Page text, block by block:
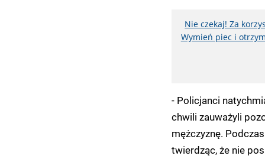
Nie czekaj! Za
Wymień piec i
- Policjanci
chwili zauważyli
mężczyznę.
twierdząc, że nie